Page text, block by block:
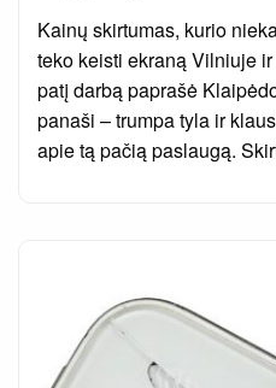
Kainų skirtumas, kurio
teko keisti ekraną Vilniuje
patį darbą paprašė
panaši – trumpa tyla ir
apie tą pačią paslaugą.